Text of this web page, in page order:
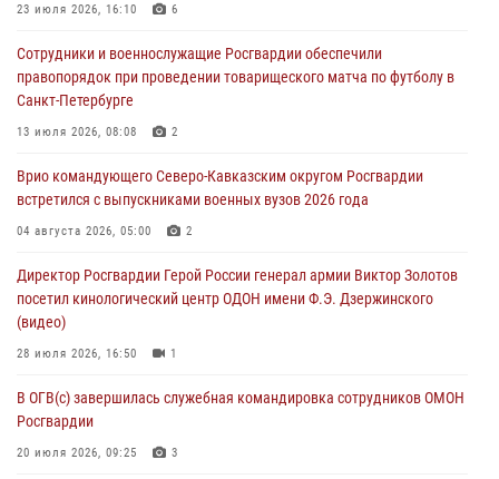
угрожавшего подростку травматическим пистолетом
06 августа 2026, 11:33
В Зауралье при содействии СОБР Росгвардии ликвидирована
06 августа 2026, 11:27
В Москве росгвардейцы задержали троих мужчин, устроивших
06 августа 2026, 11:20 1
23 июля 2026, 16:10 6
Сотрудники и военнослужащие Росгвардии обеспечили
правопорядок при проведении товарищеского матча по футболу в
Санкт-Петербурге
13 июля 2026, 08:08 2
Врио командующего Северо-Кавказским округом Росгвардии
встретился с выпускниками военных вузов 2026 года
04 августа 2026, 05:00 2
Директор Росгвардии Герой России генерал армии Виктор Золотов
посетил кинологический центр ОДОН имени Ф.Э. Дзержинского
(видео)
28 июля 2026, 16:50 1
В ОГВ(с) завершилась служебная командировка сотрудников ОМОН
Росгвардии
20 июля 2026, 09:25 3